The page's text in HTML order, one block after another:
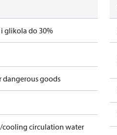
glikola do 30%
dangerous goods
cooling circulation water